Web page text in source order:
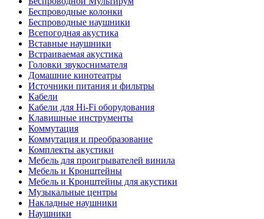
Беспроводные колонки
Беспроводные наушники
Всепогодная акустика
Вставные наушники
Встраиваемая акустика
Головки звукоснимателя
Домашние кинотеатры
Источники питания и фильтры
Кабели
Кабели для Hi-Fi оборудования
Клавишные инструменты
Коммутация
Коммутация и преобразование
Комплекты акустики
Мебель для проигрывателей винила
Мебель и Кронштейны
Мебель и Кронштейны для акустики
Музыкальные центры
Накладные наушники
Наушники